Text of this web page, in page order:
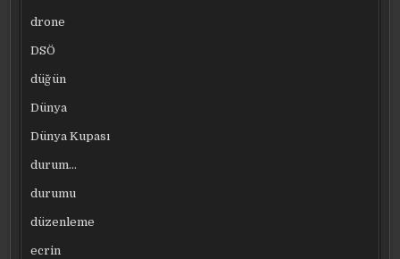
drone
DSÖ
düğün
Dünya
Dünya Kupası
durum…
durumu
düzenleme
ecrin